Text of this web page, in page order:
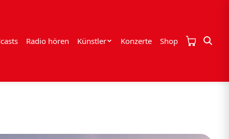
Radio hören Künstler Konzerte Shop